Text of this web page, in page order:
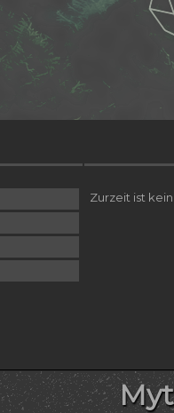
Zurzeit ist